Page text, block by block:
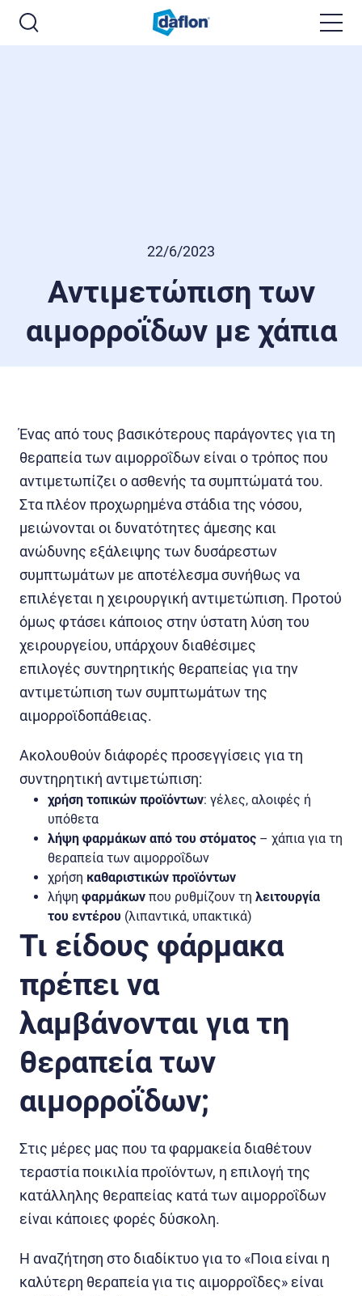
22/6/2023
Αντιμετώπιση των
αιμορροΐδων με χάπια
Ένας από τους βασικότερους παράγοντες για τη
θεραπεία των αιμορροΐδων είναι ο τρόπος που
αντιμετωπίζει ο ασθενής τα συμπτώματά του.
Στα πλέον προχωρημένα στάδια της νόσου,
μειώνονται οι δυνατότητες άμεσης και
ανώδυνης εξάλειψης των δυσάρεστων
συμπτωμάτων με αποτέλεσμα συνήθως να
επιλέγεται η χειρουργική αντιμετώπιση. Προτού
όμως φτάσει κάποιος στην ύστατη λύση του
χειρουργείου, υπάρχουν διαθέσιμες
επιλογές συντηρητικής θεραπείας για την
αντιμετώπιση των συμπτωμάτων της
αιμορροϊδοπάθειας.
Ακολουθούν διάφορές προσεγγίσεις για τη
συντηρητική αντιμετώπιση:
χρήση τοπικών προϊόντων: γέλες, αλοιφές ή
υπόθετα
λήψη φαρμάκων από του στόματος – χάπια για τη
θεραπεία των αιμορροΐδων
χρήση καθαριστικών προϊόντων
λήψη φαρμάκων που ρυθμίζουν τη λειτουργία
του εντέρου (λιπαντικά, υπακτικά)
Τι είδους φάρμακα
πρέπει να
λαμβάνονται για τη
θεραπεία των
αιμορροΐδων;
Στις μέρες μας που τα φαρμακεία διαθέτουν
τεραστία ποικιλία προϊόντων, η επιλογή της
κατάλληλης θεραπείας κατά των αιμορροΐδων
είναι κάποιες φορές δύσκολη.
Η αναζήτηση στο διαδίκτυο για το «Ποια είναι η
καλύτερη θεραπεία για τις αιμορροΐδες» είναι